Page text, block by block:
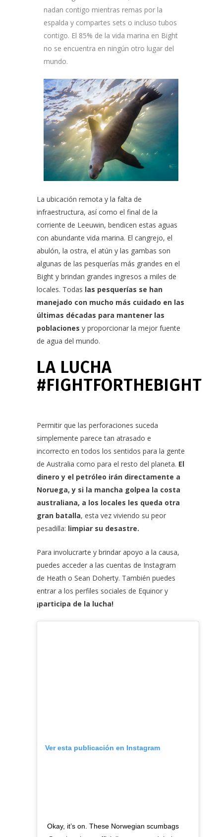
nadan contigo mientras remas por la
espalda y compartes sets o incluso tubos
contigo. El 85% de la vida marina en Bight
no se encuentra en ningún otro lugar del
mundo.
La ubicación remota y la falta de
infraestructura, así como el final de la
corriente de Leeuwin, bendicen estas aguas
con abundante vida marina. El cangrejo, el
abulón, la ostra, el atún y las gambas son
algunas de las pesquerías más grandes en el
Bight y brindan grandes ingresos a miles de
locales. Todas las pesquerías se han
manejado con mucho más cuidado en las
últimas décadas para mantener las
poblaciones y proporcionar la mejor fuente
de agua del mundo.
LA LUCHA
#FIGHTFORTHEBIGHT
Permitir que las perforaciones suceda
simplemente parece tan atrasado e
incorrecto en todos los sentidos para la gente
de Australia como para el resto del planeta. El
dinero y el petróleo irán directamente a
Noruega, y si la mancha golpea la costa
australiana, a los locales les queda otra
gran batalla, esta vez viviendo su peor
pesadilla: limpiar su desastre.
Para involucrarte y brindar apoyo a la causa,
puedes acceder a las cuentas de Instagram
de Heath o Sean Doherty. También puedes
entrar a los perfiles sociales de Equinor y
¡participa de la lucha!
Ver esta publicación en Instagram
Okay, it’s on. These Norwegian scumbags